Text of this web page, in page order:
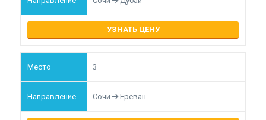
УЗНАТЬ ЦЕНУ
3
Сочи Ереван